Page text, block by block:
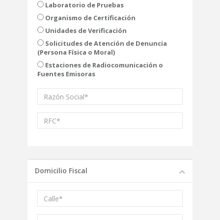
Laboratorio de Pruebas
Organismo de Certificación
Unidades de Verificación
Solicitudes de Atención de Denuncia
(Persona Física o Moral)
Estaciones de Radiocomunicación o
Fuentes Emisoras
Domicilio Fiscal